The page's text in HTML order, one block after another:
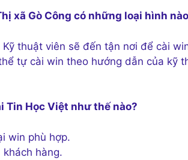
xã Gò Công có những loại hình
Kỹ thuật viên sẽ đến tận nơi để cài
tự cài win theo hướng dẫn của kỹ
Tin Học Việt như thế nào?
win phù hợp.
hàng.